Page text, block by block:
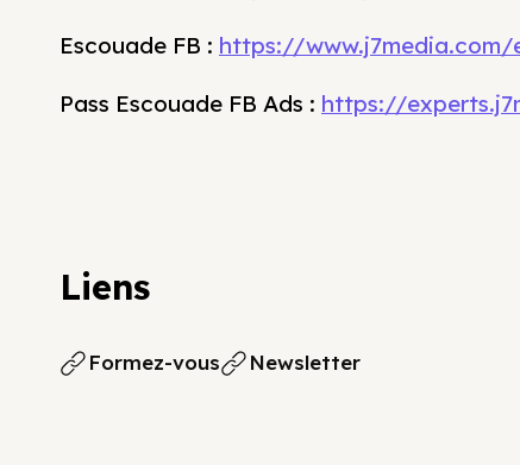
Escouade FB : https://www.j7media.com/
Pass Escouade FB Ads : https://
Liens
Formez-vous Newsletter